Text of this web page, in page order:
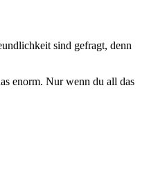
sind gefragt, denn
enorm. Nur wenn du all das